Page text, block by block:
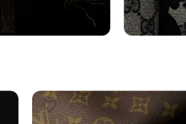
Vedi altro